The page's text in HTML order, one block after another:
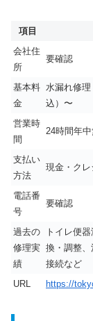
項目
会社住
所
要確認
基本料
金
水漏れ修
込）〜
営業時
間
24時間年
支払い
方法
現金・クレ
電話番
号
要確認
過去の
修理実
績
トイレ便
換・調整
接続など
URL
https://